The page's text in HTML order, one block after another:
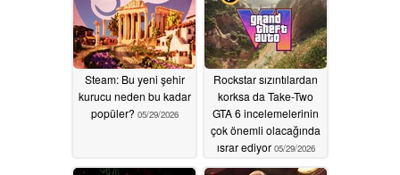
Steam: Bu yeni şehir
kurucu neden bu kadar
popüler? 05/29/2026
Rockstar sızıntılardan
korksa da Take-Two
GTA 6 incelemelerinin
çok önemli olacağında
ısrar ediyor 05/29/2026